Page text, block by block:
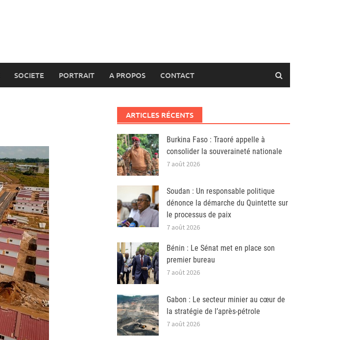
SOCIETE PORTRAIT A PROPOS CONTACT
ARTICLES RÉCENTS
Burkina Faso : Traoré appelle à
consolider la souveraineté nationale
7 août 2026
Soudan : Un responsable politique
dénonce la démarche du Quintette sur
le processus de paix
7 août 2026
Bénin : Le Sénat met en place son
premier bureau
7 août 2026
Gabon : Le secteur minier au cœur de
la stratégie de l’après-pétrole
7 août 2026